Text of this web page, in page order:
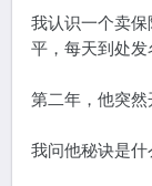
我认识一个卖
平，每天到处发
第二年，他突然
我问他秘诀是什